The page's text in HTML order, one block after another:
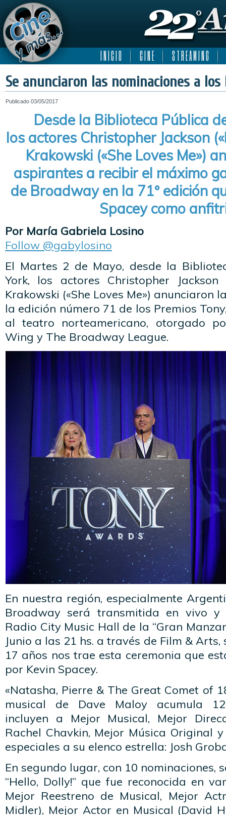
I N I C I O C I N E S T R E A M I N G
Se anunciaron las nominaciones a los
Publicado 03/05/2017
Desde la Biblioteca Pública
los actores Christopher Jackson
Krakowski («She Loves Me»)
aspirantes a recibir el máximo
de Broadway en la 71º edición
Spacey como
Por María Gabriela Losino
Follow @gabylosino
El Martes 2 de Mayo, desde la
York, los actores Christopher Jackson
Krakowski («She Loves Me») anunciaron
la edición número 71 de los Premios
al teatro norteamericano, otorgado
Wing y The Broadway League.
En nuestra región, especialmente
Broadway será transmitida en vivo
Radio City Music Hall de la “Gran
Junio a las 21 hs. a través de Film &
17 años nos trae esta ceremonia que
por Kevin Spacey.
«Natasha, Pierre & The Great Comet of
musical de Dave Maloy acumula
incluyen a Mejor Musical, Mejor
Rachel Chavkin, Mejor Música Original
especiales a su elenco estrella: Josh
En segundo lugar, con 10 nominaciones,
“Hello, Dolly!” que fue reconocida en
Mejor Reestreno de Musical, Mejor
Midler), Mejor Actor en Musical (David